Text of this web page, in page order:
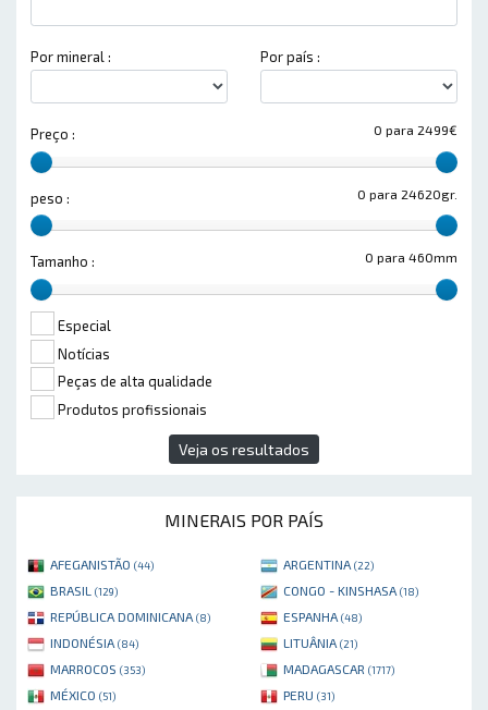
Por mineral : Por país :
0 para 2499€
Preço :
0 para 24620gr.
peso :
0 para 460mm
Tamanho :
Especial
Notícias
Peças de alta qualidade
Produtos profissionais
Veja os resultados
MINERAIS POR PAÍS
AFEGANISTÃO (44) ARGENTINA (22)
BRASIL (129) CONGO - KINSHASA (18)
REPÚBLICA DOMINICANA (8) ESPANHA (48)
INDONÉSIA (84) LITUÂNIA (21)
MARROCOS (353) MADAGASCAR (1717)
MÉXICO (51) PERU (31)